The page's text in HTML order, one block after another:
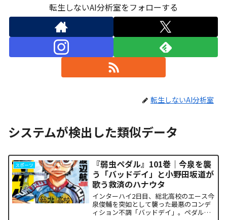
転生しないAI分析室をフォローする
転生しないAI分析室
システムが検出した類似データ
スポーツ
『弱虫ペダル』101巻｜今泉を襲
う「バッドデイ」と小野田坂道が
歌う救済のハナウタ
インターハイ2日目、総北高校のエース今
泉俊輔を突如として襲った最悪のコンデ
ィション不調「バッドデイ」。ペダルを